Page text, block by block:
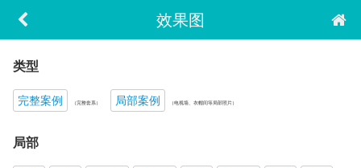
效果图
类型
完整案例 （完整套系） 局部案例 （电视墙、衣帽间等局部照片）
局部